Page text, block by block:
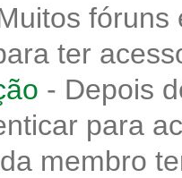
fóruns
ter
- Depois
para
membro